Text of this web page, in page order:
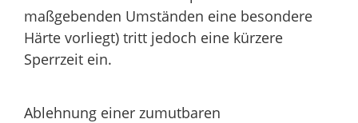
maßgebenden Umständen eine besondere
Härte vorliegt) tritt jedoch eine kürzere
Sperrzeit ein.
Ablehnung einer zumutbaren